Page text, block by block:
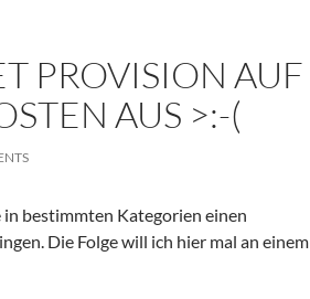
PROVISION AUF
AUS >:-(
in bestimmten Kategorien einen
Die Folge will ich hier mal an einem